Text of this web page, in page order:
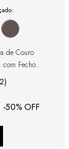
de Couro
com Fecho
-50% OFF